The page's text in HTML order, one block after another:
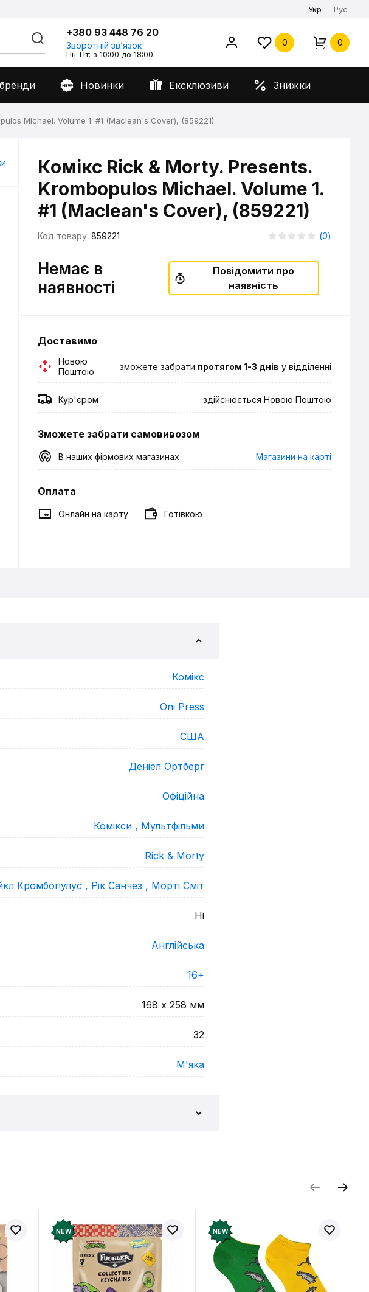
Укр Рус
+380 93 448 76 20
Зворотній звʼязок
Пн-Пт: з 10:00 до 18:00
0 0
Новинки Ексклюзиви Знижки
Michael. Volume 1. #1 (Maclean's Cover), (859221)
Комікс Rick & Morty. Presents.
Krombopulos Michael. Volume 1.
#1 (Maclean's Cover), (859221)
Код товару: 859221 (0)
Немає в
наявності
Повідомити про
наявність
Доставимо
Новою
Поштою
зможете забрати протягом 1-3 днів у відділенні
Кур'єром здійснюється Новою Поштою
Зможете забрати самовивозом
В наших фірмових магазинах Магазини на карті
Оплата
Онлайн на карту Готівкою
Комікс
Oni Press
США
Деніел Ортберг
Офіційна
Комікси , Мультфільми
Rick & Morty
Кромбопулус , Рік Санчез , Морті Сміт
Ні
Англійська
16+
168 х 258 мм
32
М'яка
NEW NEW